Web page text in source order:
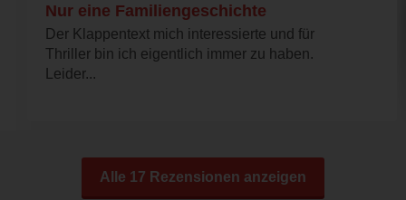
Nur eine Familiengeschichte
Der Klappentext mich interessierte und für
Thriller bin ich eigentlich immer zu haben.
Leider...
Alle 17 Rezensionen anzeigen